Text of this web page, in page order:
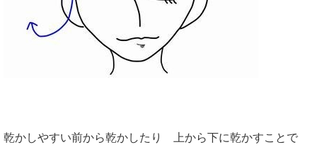
乾かしやすい前から乾かしたり 上から下に乾かすことで